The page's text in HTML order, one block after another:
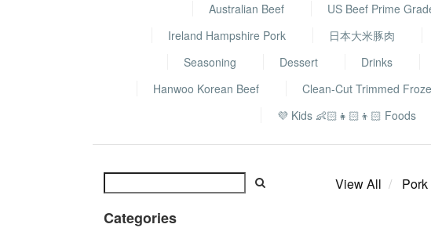
Australian Beef
US Beef Prime
Ireland Hampshire Pork
日本大米豚肉
Seasoning
Dessert Drinks
Hanwoo Korean Beef
Clean-Cut Trimmed
💜 Kids 👶🏻👧🏻👦🏻 Foods
Categories
View All Pork